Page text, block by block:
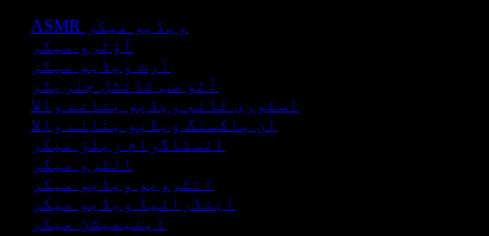
ASMR ویڈیو میکر
آؤٹرو میکر
آرٹ ویڈیو میکر
آٹو سب ٹائٹل جنریٹر
اسٹوری ٹائم ویڈیو بنانے والا
ان باکسنگ ویڈیو بنانے والا
انسٹاگرام ریلز میکر
انٹرو میکر
انٹرویو ویڈیو میکر
اینڈرائیڈ ویڈیو میکر
اینیمیشن میکر